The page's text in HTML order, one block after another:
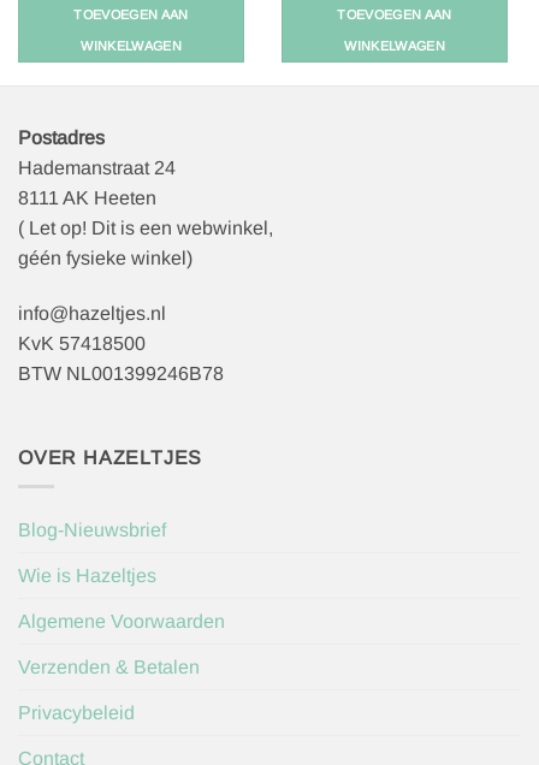
TOEVOEGEN AAN
WINKELWAGEN
TOEVOEGEN AAN
WINKELWAGEN
Postadres
Hademanstraat 24
8111 AK Heeten
( Let op! Dit is een webwinkel,
géén fysieke winkel)
info@hazeltjes.nl
KvK 57418500
BTW NL001399246B78
OVER HAZELTJES
Blog-Nieuwsbrief
Wie is Hazeltjes
Algemene Voorwaarden
Verzenden & Betalen
Privacybeleid
Contact